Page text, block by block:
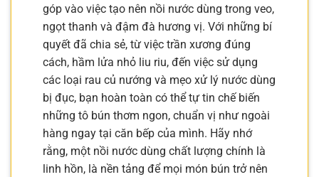
góp vào việc tạo nên nồi nước dùng trong veo,
ngọt thanh và đậm đà hương vị. Với những bí
quyết đã chia sẻ, từ việc trần xương đúng
cách, hầm lửa nhỏ liu riu, đến việc sử dụng
các loại rau củ nướng và mẹo xử lý nước dùng
bị đục, bạn hoàn toàn có thể tự tin chế biến
những tô bún thơm ngon, chuẩn vị như ngoài
hàng ngay tại căn bếp của mình. Hãy nhớ
rằng, một nồi nước dùng chất lượng chính là
linh hồn, là nền tảng để mọi món bún trở nên